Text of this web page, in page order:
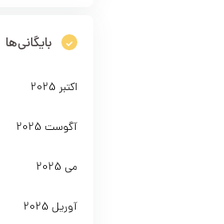
بایگانی‌ها
اکتبر 2025
آگوست 2025
می 2025
آوریل 2025